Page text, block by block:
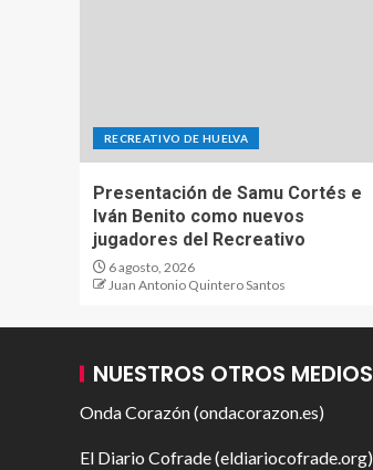
RECREATIVO DE HUELVA
Presentación de Samu Cortés e
Iván Benito como nuevos
jugadores del Recreativo
6 agosto, 2026
Juan Antonio Quintero Santos
NUESTROS OTROS MEDIOS
Onda Corazón (ondacorazon.es)
El Diario Cofrade (eldiariocofrade.org)